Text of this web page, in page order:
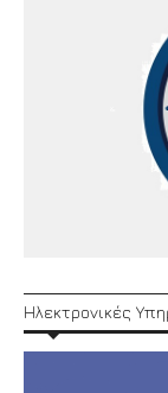
Ηλεκτρονικές